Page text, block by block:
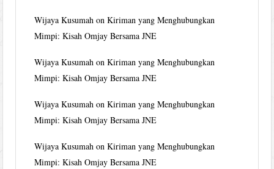
Wijaya Kusumah onKiriman yang Menghubungkan
Mimpi: Kisah Omjay Bersama JNE
Wijaya Kusumah onKiriman yang Menghubungkan
Mimpi: Kisah Omjay Bersama JNE
Wijaya Kusumah onKiriman yang Menghubungkan
Mimpi: Kisah Omjay Bersama JNE
Wijaya Kusumah onKiriman yang Menghubungkan
Mimpi: Kisah Omjay Bersama JNE